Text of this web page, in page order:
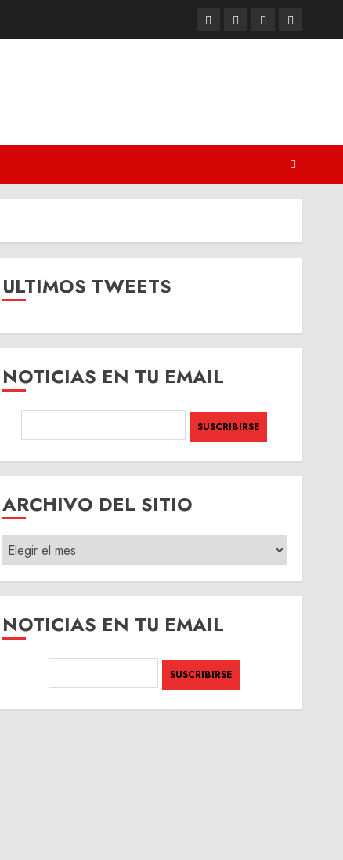
TwitterYoutubeFacebookInstagram
ULTIMOS TWEETS
NOTICIAS EN TU EMAIL
ARCHIVO DEL SITIO
ARCHIVO
DEL
SITIO
NOTICIAS EN TU EMAIL